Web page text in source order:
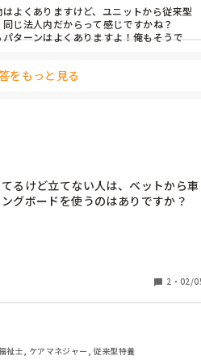
よくありますけど、ユニットから従来型
じ法人内だからって感じですかね？
ターンはよくありますよ！俺もそうで
異なるので違和感すごいんですよね。
すね。
うこと言うのかもしれないですね。転
ですね。やってて、なんか合わないなぁ
動希望を出してみて、断られたらじゃあ
りですね。
いはいって聞き流して下さい。
く方がいいと思います。が、いろんな施
ることの違いとか見れて結構面白いで
も起床から就寝までやってることに大差
をもっと見る
るけど立てない人は、ベットから車
グボードを使うのはありですか？
2 ・ 02/
祉士, ケアマネジャー, 従来型特養